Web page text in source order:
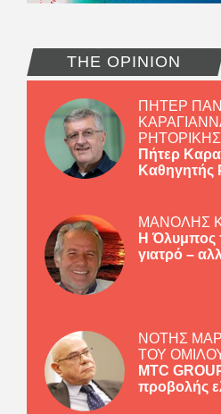
THE OPINION
ΠΗΤΕΡ
ΡΗΤΟΡΙΚΗΣ
Πήτερ
Καθηγητής
ΜΑΝΟΛΗΣ
Η Όλυμπος
γιατρό –
ΝΟΤΗΣ
ΤΟΥ
MTC
προβολής